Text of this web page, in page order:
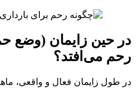
حین زایمان (وضع
می‌افتد؟
زایمان فعال و واقعی،